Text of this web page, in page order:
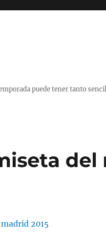
puede tener tanto
del